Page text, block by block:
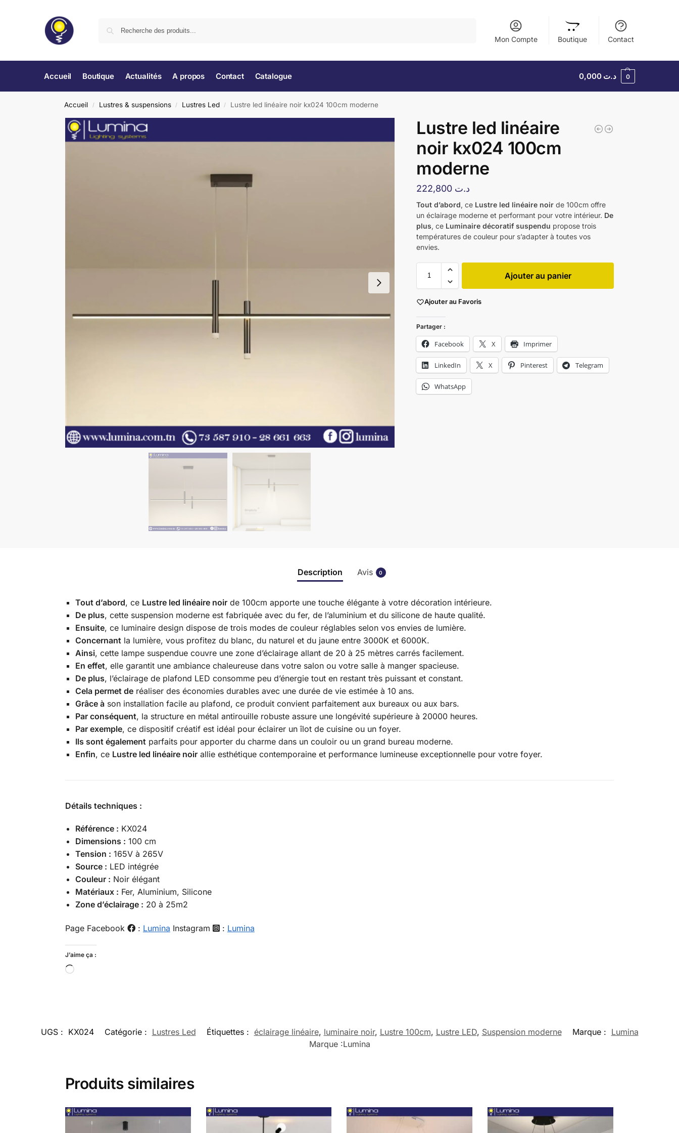
Mon Compte Boutique Contact
Accueil Boutique Actualités A propos Contact Catalogue د.ت 0,000 0
Accueil / Lustres & suspensions / Lustres Led / Lustre led linéaire noir kx024 100cm moderne
Lustre led linéaire
noir kx024 100cm
moderne
د.ت
Tout d’abord, ce Lustre led linéaire noir de 100cm offre
un éclairage moderne et performant pour votre intérieur. De
plus, ce Luminaire décoratif suspendu propose trois
températures de couleur pour s’adapter à toutes vos
envies.
Ajouter au panier
Ajouter au Favoris
Partager :
Facebook X Imprimer
LinkedIn X Pinterest Telegram
WhatsApp
Description Avis 0
Tout d’abord, ce Lustre led linéaire noirde 100cm apporte une touche élégante à votre décoration intérieure.
De plus, cette suspension moderne est fabriquée avec du fer, de l’aluminium et du silicone de haute qualité.
Ensuite, ce luminaire design dispose de trois modes de couleur réglables selon vos envies de lumière.
Concernantla lumière, vous profitez du blanc, du naturel et du jaune entre 3000K et 6000K.
Ainsi, cette lampe suspendue couvre une zone d’éclairage allant de 20 à 25 mètres carrés facilement.
En effet, elle garantit une ambiance chaleureuse dans votre salon ou votre salle à manger spacieuse.
De plus, l’éclairage de plafond LED consomme peu d’énergie tout en restant très puissant et constant.
Cela permet deréaliser des économies durables avec une durée de vie estimée à 10 ans.
Grâce àson installation facile au plafond, ce produit convient parfaitement aux bureaux ou aux bars.
Par conséquent, la structure en métal antirouille robuste assure une longévité supérieure à 20000 heures.
Par exemple, ce dispositif créatif est idéal pour éclairer un îlot de cuisine ou un foyer.
Ils sont égalementparfaits pour apporter du charme dans un couloir ou un grand bureau moderne.
Enfin, ce Lustre led linéaire noirallie esthétique contemporaine et performance lumineuse exceptionnelle pour votre foyer.
Détails techniques :
Référence : KX024
Dimensions : 100 cm
Tension : 165V à 265V
Source : LED intégrée
Couleur : Noir élégant
Matériaux : Fer, Aluminium, Silicone
Zone d’éclairage : 20 à 25m2
Page Facebook : Lumina Instagram : Lumina
J’aime ça :
UGS : KX024 Catégorie : Lustres Led Étiquettes : éclairage linéaire, luminaire noir, Lustre 100cm, Lustre LED, Suspension moderne Marque : Lumina
Marque :Lumina
Produits similaires